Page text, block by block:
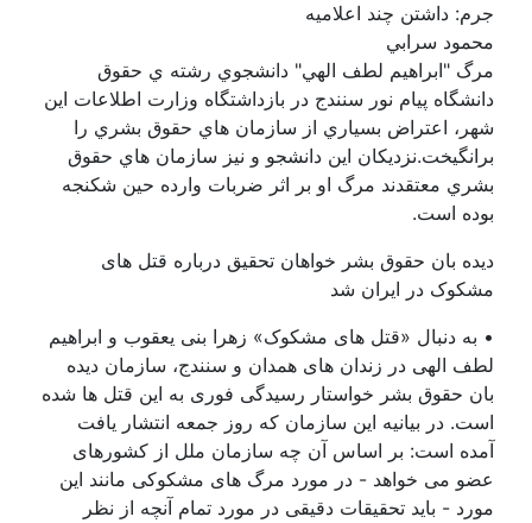
جرم: داشتن چند اعلاميه
محمود سرابي
مرگ‎ ‎‏"ابراهيم لطف الهي" دانشجوي رشته ي حقوق
دانشگاه پيام نور سنندج در بازداشتگاه ‏وزارت اطلاعات اين
شهر، اعتراض بسياري از سازمان هاي حقوق بشري را
برانگيخت.نزديكان ‏اين دانشجو و نيز سازمان هاي حقوق
بشري معتقدند مرگ او بر اثر ضربات وارده حين شكنجه
‏بوده است.
دیده بان حقوق بشر خواهان تحقیق درباره قتل های
مشکوک در ایران شد
• به دنبال «قتل های مشکوک» زهرا بنی یعقوب و ابراهیم
لطف الهی در زندان های همدان و سنندج، سازمان دیده
بان حقوق بشر خواستار رسیدگی فوری به این قتل ها شده
است. در بیانیه این سازمان که روز جمعه انتشار یافت
آمده است: بر اساس آن چه سازمان ملل از کشورهای
عضو می خواهد - در مورد مرگ های مشکوکی مانند این
مورد - باید تحقیقات دقیقی در مورد تمام آنچه از نظر